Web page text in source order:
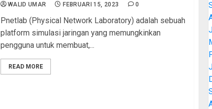
WALID UMAR FEBRUARI 15, 2023 0
Pnetlab (Physical Network Laboratory) adalah sebuah
platform simulasi jaringan yang memungkinkan
pengguna untuk membuat,...
READ MORE